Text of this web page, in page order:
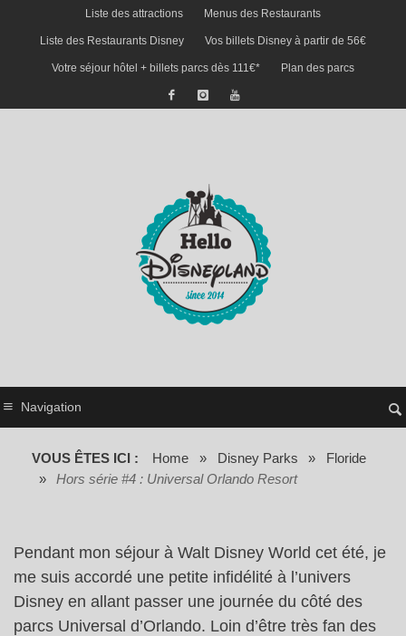
Liste des attractions Menus des Restaurants
Liste des Restaurants Disney Vos billets Disney à partir de 56€
Votre séjour hôtel + billets parcs dès 111€* Plan des parcs
Navigation
VOUS ÊTES ICI : Home » Disney Parks »
Floride
»
Hors série #4 : Universal Orlando Resort
Pendant mon séjour à Walt Disney World cet été, je
me suis accordé une petite infidélité à l’univers
Disney en allant passer une journée du côté des
parcs Universal d’Orlando. Loin d’être très fan des